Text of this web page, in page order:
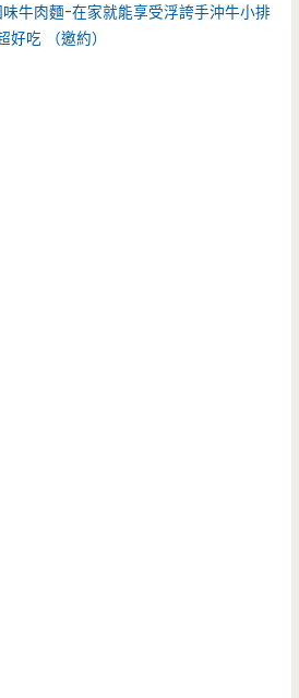
牛肉麵-在家就能享受浮誇手沖牛小排
好吃 （邀約）